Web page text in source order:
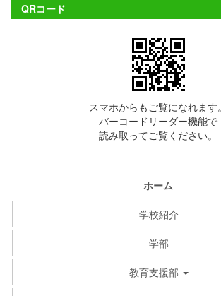
QRコード
スマホからもご覧になれます。
バーコードリーダー機能で
読み取ってご覧ください。
ホーム
学校紹介
学部
教育支援部